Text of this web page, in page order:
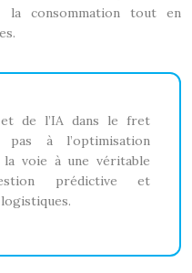
la consommation tout en
de l’IA dans le fret
à l’optimisation
voie à une véritable
prédictive et